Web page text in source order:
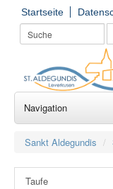
Startseite
Navigation
Wir für Sie
Seelsorge
Sankt Aldegundis
Taufe